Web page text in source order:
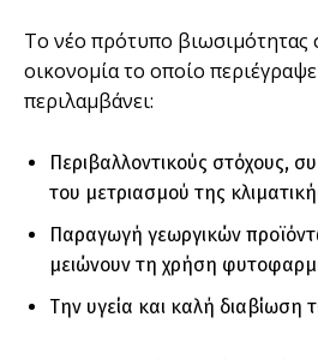
Το νέο πρότυπο βιωσιμότητας
οικονομία το οποίο
περιλαμβάνει:
Περιβαλλοντικούς στόχους,
του μετριασμού της
Παραγωγή γεωργικών
μειώνουν τη χρήση
Την υγεία και καλή διαβίωση